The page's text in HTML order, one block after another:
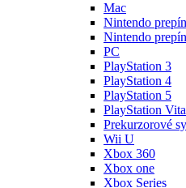
Mac
Nintendo
Nintendo
PC
PlayStation 3
PlayStation 4
PlayStation 5
PlayStation Vita
Prekurzorové
Wii U
Xbox 360
Xbox one
Xbox Series